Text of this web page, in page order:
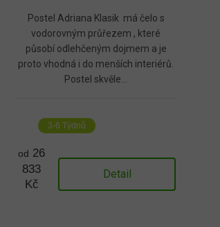
Postel Adriana Klasik má čelo s
vodorovným průřezem , které
působí odlehčeným dojmem a je
proto vhodná i do menších interiérů.
Postel skvěle...
3-6 Týdnů
od 26
833
Kč
Detail